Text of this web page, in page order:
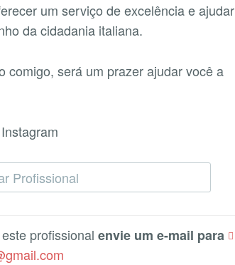
um serviço de excelência e ajudar
da cidadania italiana.
comigo, será um prazer ajudar você a
profissionalenvie um e-mail para